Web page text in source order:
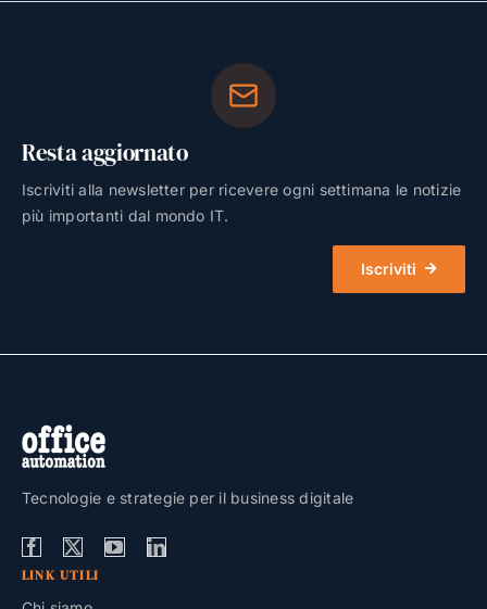
Resta aggiornato
Iscriviti alla newsletter per ricevere ogni settimana le notizie
più importanti dal mondo IT.
Iscriviti
Tecnologie e strategie per il business digitale
LINK UTILI